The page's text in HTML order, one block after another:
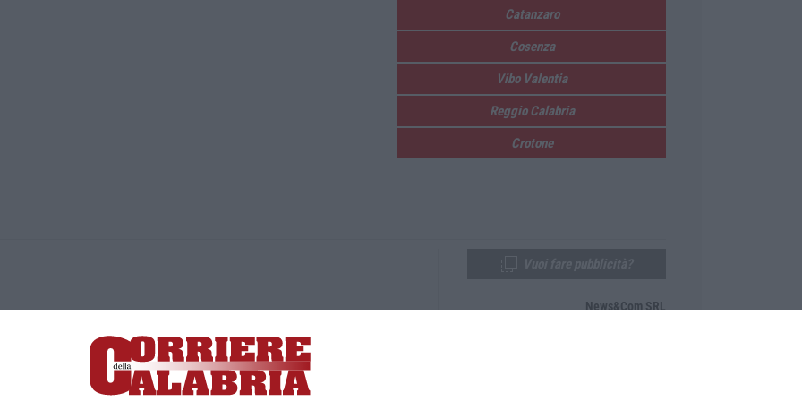
Catanzaro
Cosenza
Vibo Valentia
Reggio Calabria
Crotone
Lamezia Terme (CZ)
responsabile Paola Militano |Privacy
News&Com SRL